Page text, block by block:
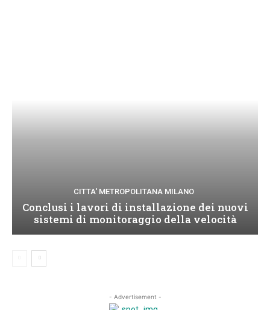
CITTA' METROPOLITANA MILANO
Conclusi i lavori di installazione dei nuovi
sistemi di monitoraggio della velocità
- Advertisement -